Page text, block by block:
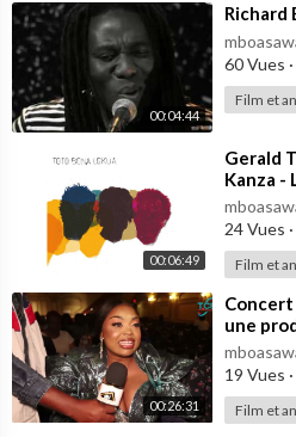
genen Musik zur hr-Bigband.
www.hr-bigband.de
hr-Bigband:
trumpets: Frank Wellert, Thomas
saxophones: Heinz-Dieter
os, Steffen Weber, Rainer Heute
trombones: Günter Bollmann,
piano: Peter Reiter
guitar: Martin Scales
drums: Jean Paul Höchstädter
percussion: Marcio Doctor
00:04:44
⁣Richard
60 Vues ·
Film et
00:06:49
⁣Gerald
Kanza -
24 Vues ·
Film et
00:26:31
⁣Concert
une
19 Vues ·
Film et